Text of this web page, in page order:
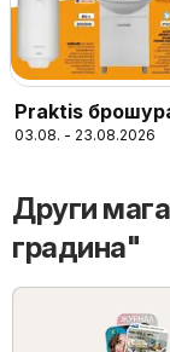
Praktis
03.08. - 23.08.2026
Други
градина"